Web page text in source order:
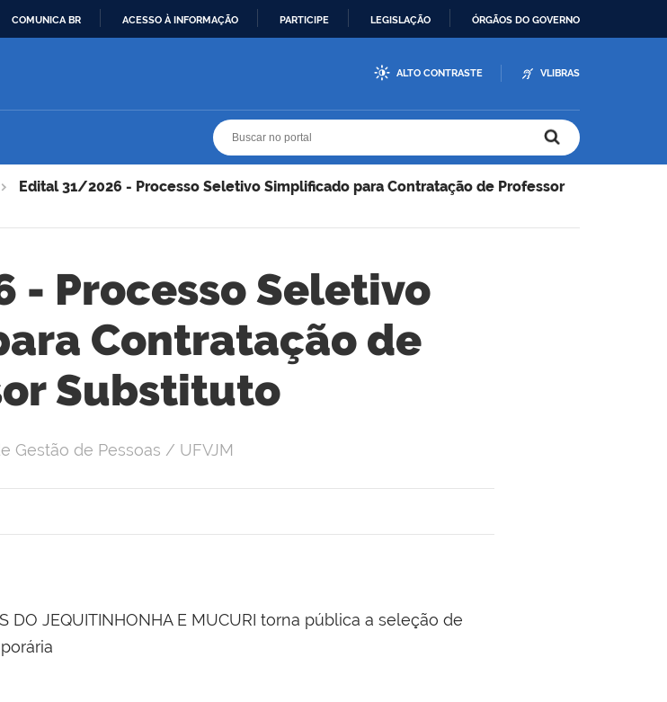
COMUNICA BR ACESSO À INFORMAÇÃO PARTICIPE LEGISLAÇÃO ÓRGÃOS DO GOVERNO
ALTO CONTRASTE VLIBRAS
Edital 31/2026 - Processo Seletivo Simplificado para Contratação de Professor
- Processo Seletivo
Contratação de
Substituto
Gestão de Pessoas / UFVJM
DO JEQUITINHONHA E MUCURI torna pública a seleção de